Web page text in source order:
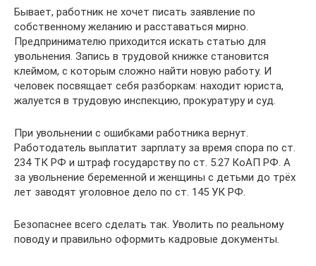
Бывает, работник не хочет писать заявление по
собственному желанию и расставаться мирно.
Предпринимателю приходится искать статью для
увольнения. Запись в трудовой книжке становится
клеймом, с которым сложно найти новую работу. И
человек посвящает себя разборкам: находит юриста,
жалуется в трудовую инспекцию, прокуратуру и суд.
При увольнении с ошибками работника вернут.
Работодатель выплатит зарплату за время спора по ст.
234 ТК РФ и штраф государству по ст. 5.27 КоАП РФ. А
за увольнение беременной и женщины с детьми до трёх
лет заводят уголовное дело по ст. 145 УК РФ.
Безопаснее всего сделать так. Уволить по реальному
поводу и правильно оформить кадровые документы.